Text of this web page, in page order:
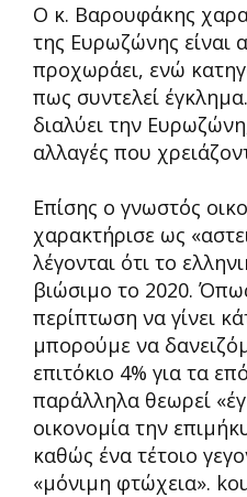
Ο κ. Βαρουφάκης
της Ευρωζώνης είναι
προχωράει, ενώ
πως συντελεί
διαλύει την
αλλαγές που
Επίσης ο γνωστός
χαρακτήρισε ως
λέγονται ότι το
βιώσιμο το 2020.
περίπτωση να γίνει
μπορούμε να
επιτόκιο 4% για τα
παράλληλα θεωρεί
οικονομία την
καθώς ένα τέτοιο
«μόνιμη φτώχεια».